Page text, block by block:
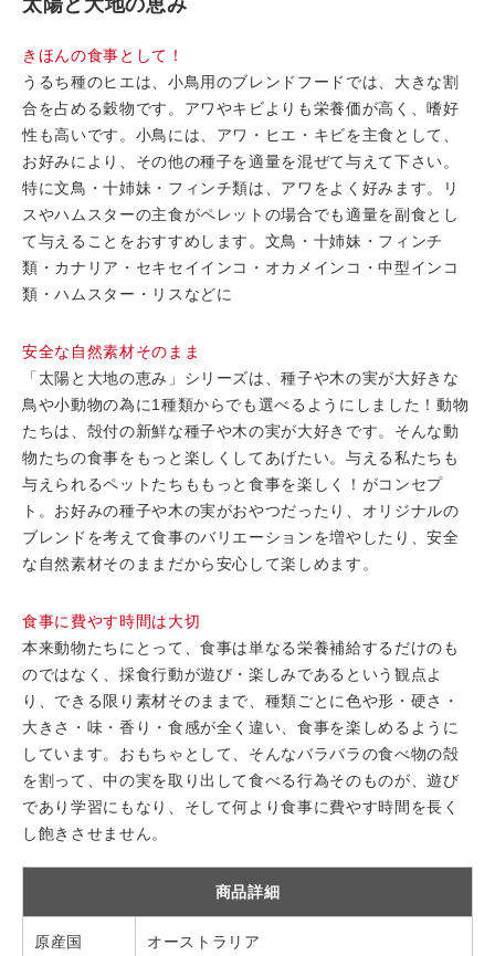
太陽と大地の恵み
きほんの食事として！
うるち種のヒエは、小鳥用のブレンドフードでは、大きな割
合を占める穀物です。アワやキビよりも栄養価が高く、嗜好
性も高いです。小鳥には、アワ・ヒエ・キビを主食として、
お好みにより、その他の種子を適量を混ぜて与えて下さい。
特に文鳥・十姉妹・フィンチ類は、アワをよく好みます。リ
スやハムスターの主食がペレットの場合でも適量を副食とし
て与えることをおすすめします。文鳥・十姉妹・フィンチ
類・カナリア・セキセイインコ・オカメインコ・中型インコ
類・ハムスター・リスなどに
安全な自然素材そのまま
「太陽と大地の恵み」シリーズは、種子や木の実が大好きな
鳥や小動物の為に1種類からでも選べるようにしました！動物
たちは、殻付の新鮮な種子や木の実が大好きです。そんな動
物たちの食事をもっと楽しくしてあげたい。与える私たちも
与えられるペットたちももっと食事を楽しく！がコンセプ
ト。お好みの種子や木の実がおやつだったり、オリジナルの
ブレンドを考えて食事のバリエーションを増やしたり、安全
な自然素材そのままだから安心して楽しめます。
食事に費やす時間は大切
本来動物たちにとって、食事は単なる栄養補給するだけのも
のではなく、採食行動が遊び・楽しみであるという観点よ
り、できる限り素材そのままで、種類ごとに色や形・硬さ・
大きさ・味・香り・食感が全く違い、食事を楽しめるように
しています。おもちゃとして、そんなバラバラの食べ物の殻
を割って、中の実を取り出して食べる行為そのものが、遊び
であり学習にもなり、そして何より食事に費やす時間を長く
し飽きさせません。
商品詳細
原産国 オーストラリア